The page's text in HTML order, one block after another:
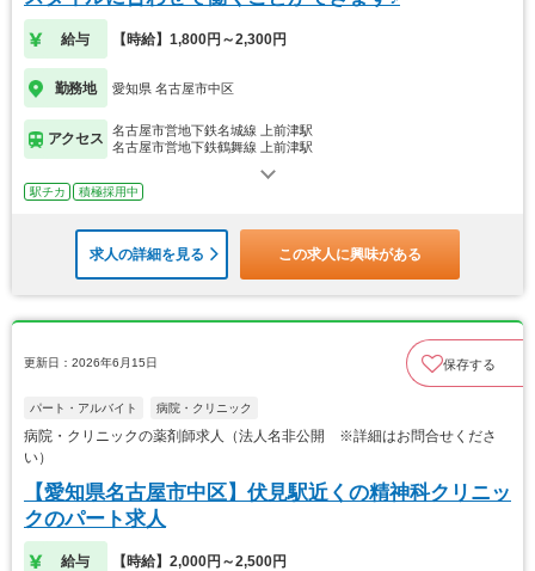
給与 【時給】1,800円～2,300円
勤務地 愛知県 名古屋市中区
アクセス
名古屋市営地下鉄名城線 上前津駅
名古屋市営地下鉄鶴舞線 上前津駅
駅チカ 積極採用中
求人の詳細を見る この求人に興味がある
更新日：2026年6月15日 保存する
パート・アルバイト 病院・クリニック
病院・クリニックの薬剤師求人（法人名非公開 ※詳細はお問合せくださ
い）
【愛知県名古屋市中区】伏見駅近くの精神科クリニッ
クのパート求人
給与 【時給】2,000円～2,500円